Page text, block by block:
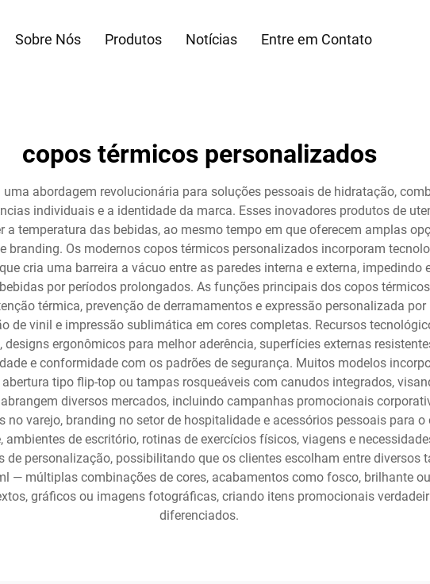
Sobre Nós Produtos Notícias Entre em Contato
copos térmicos personalizados
abordagem revolucionária para soluções pessoais de hidratação,
individuais e a identidade da marca. Esses inovadores produtos de
a temperatura das bebidas, ao mesmo tempo em que oferecem amplas
Os modernos copos térmicos personalizados incorporam
cria uma barreira a vácuo entre as paredes interna e externa, impedindo
por períodos prolongados. As funções principais dos copos
térmica, prevenção de derramamentos e expressão personalizada
de vinil e impressão sublimática em cores completas. Recursos
ergonômicos para melhor aderência, superfícies externas
e conformidade com os padrões de segurança. Muitos modelos
tipo flip-top ou tampas rosqueáveis com canudos integrados,
diversos mercados, incluindo campanhas promocionais
varejo, branding no setor de hospitalidade e acessórios pessoais para
de escritório, rotinas de exercícios físicos, viagens e
personalização, possibilitando que os clientes escolham entre diversos
— múltiplas combinações de cores, acabamentos como fosco, brilhante
gráficos ou imagens fotográficas, criando itens promocionais
diferenciados.